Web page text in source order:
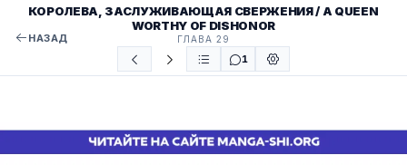
НАЗАД
КОРОЛЕВА, ЗАСЛУЖИВАЮЩАЯ СВЕРЖЕНИЯ / A QUEEN
WORTHY OF DISHONOR
ГЛАВА 29
1